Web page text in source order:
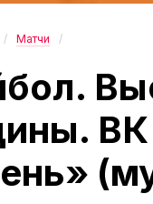
Матчи
ВК